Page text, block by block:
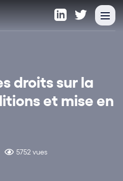
droits sur la
et mise en
5752 vues